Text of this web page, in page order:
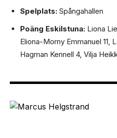
Spelplats: Spångahallen
Poäng Eskilstuna: Liona
Eliona-Morny Emmanuel 11,
Hagman Kennell 4, Vilja